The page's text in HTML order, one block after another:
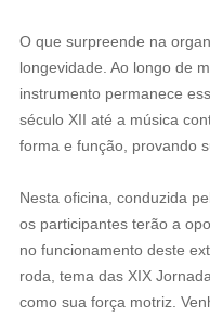
O que surpreende na
longevidade. Ao longo de
instrumento permanece
século XII até a música
forma e função, provando
Nesta oficina, conduzida
os participantes terão a
no funcionamento deste
roda, tema das XIX
como sua força motriz.